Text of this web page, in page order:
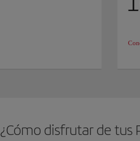
¿Cómo disfrutar de tus